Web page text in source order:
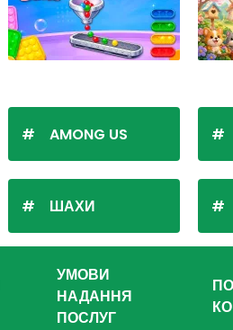
AMONG US
ШАХИ
УМОВИ
НАДАННЯ
ПОСЛУГ